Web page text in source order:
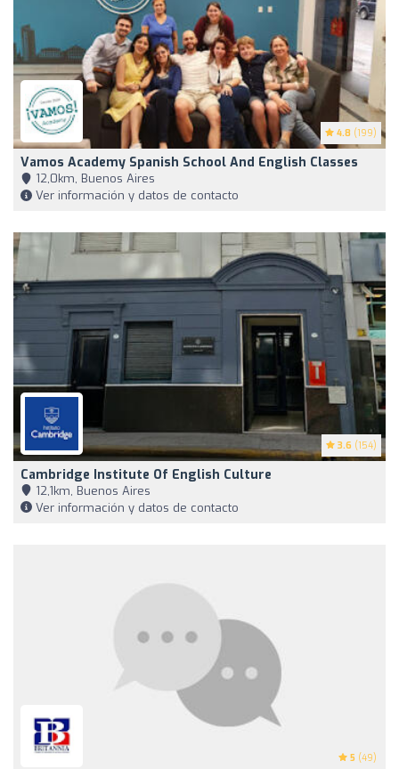
4.8 (199)
Vamos Academy Spanish School And English Classes
12,0km, Buenos Aires
Ver información y datos de contacto
3.6 (154)
Cambridge Institute Of English Culture
12,1km, Buenos Aires
Ver información y datos de contacto
5 (49)